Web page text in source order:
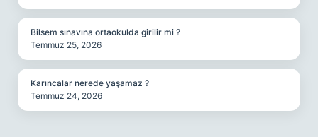
Bilsem sınavına ortaokulda girilir mi ?
Temmuz 25, 2026
Karıncalar nerede yaşamaz ?
Temmuz 24, 2026